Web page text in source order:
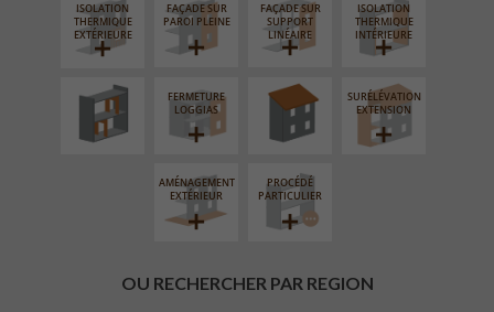
ISOLATION
THERMIQUE
EXTÉRIEURE
FAÇADE SUR
PAROI PLEINE
FAÇADE SUR
SUPPORT
LINÉAIRE
ISOLATION
THERMIQUE
INTÉRIEURE
RÉAMÉNAGEMENT
INTÉRIEUR
FERMETURE
LOGGIAS
RÉFECTION DES
TOITURES
SURÉLÉVATION
EXTENSION
AMÉNAGEMENT
EXTÉRIEUR
PROCÉDÉ
PARTICULIER
OU RECHERCHER PAR REGION